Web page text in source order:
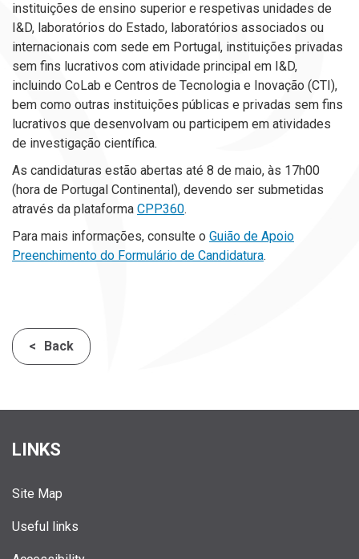
instituições de ensino superior e respetivas unidades de
I&D, laboratórios do Estado, laboratórios associados ou
internacionais com sede em Portugal, instituições privadas
sem fins lucrativos com atividade principal em I&D,
incluindo CoLab e Centros de Tecnologia e Inovação (CTI),
bem como outras instituições públicas e privadas sem fins
lucrativos que desenvolvam ou participem em atividades
de investigação científica.
As candidaturas estão abertas até 8 de maio, às 17h00
(hora de Portugal Continental), devendo ser submetidas
através da plataforma CPP360.
Para mais informações, consulte o Guião de Apoio
Preenchimento do Formulário de Candidatura.
Back
LINKS
Site Map
Useful links